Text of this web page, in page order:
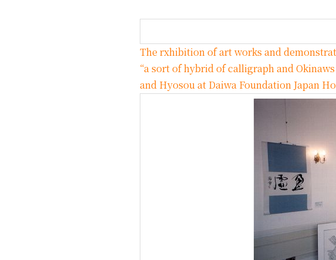
The rxhibition of art works and
“a sort of hybrid of calligraph and
and Hyosou at Daiwa Foundation Japan